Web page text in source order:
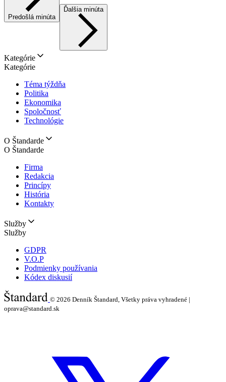
Predošlá minúta
Ďalšia minúta
Kategórie
Kategórie
Téma týždňa
Politika
Ekonomika
Spoločnosť
Technológie
O Štandarde
O Štandarde
Firma
Redakcia
Princípy
História
Kontakty
Služby
Služby
GDPR
V.O.P
Podmienky používania
Kódex diskusií
© 2026 Denník Štandard, Všetky práva vyhradené |
oprava@standard.sk